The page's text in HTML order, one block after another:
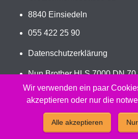
8840 Einsiedeln
055 422 25 90
Datenschutzerklärung
Nun Brother HLS 7000 DN 70
Jetzt HC-05BK bestellen
2026 - Peach Druckerpatronen
kompatibel
Wir verwenden ein paar
akzeptieren oder nur die
Alle akzeptieren